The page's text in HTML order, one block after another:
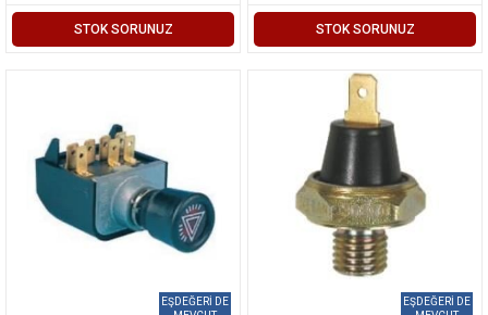
STOK SORUNUZ STOK SORUNUZ